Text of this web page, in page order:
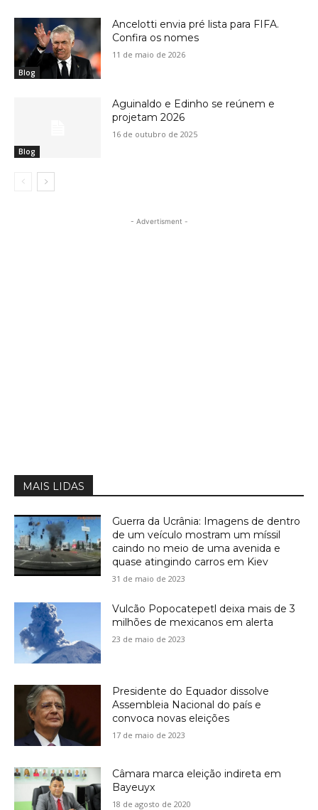
Blog
Ancelotti envia pré lista para FIFA.
Confira os nomes
11 de maio de 2026
Blog
Aguinaldo e Edinho se reúnem e
projetam 2026
16 de outubro de 2025
- Advertisment -
MAIS LIDAS
Guerra da Ucrânia: Imagens de dentro
de um veículo mostram um míssil
caindo no meio de uma avenida e
quase atingindo carros em Kiev
31 de maio de 2023
Vulcão Popocatepetl deixa mais de 3
milhões de mexicanos em alerta
23 de maio de 2023
Presidente do Equador dissolve
Assembleia Nacional do país e
convoca novas eleições
17 de maio de 2023
Câmara marca eleição indireta em
Bayeuyx
18 de agosto de 2020